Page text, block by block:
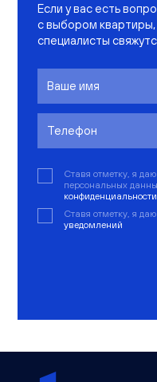
Если у вас есть
с выбором
специалисты
Ставя отметку, я
персональных
конфиденциальности
Ставя отметку, я
уведомлений